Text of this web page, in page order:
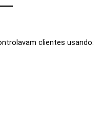
clientes usando: